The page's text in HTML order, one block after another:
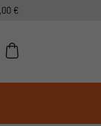
€